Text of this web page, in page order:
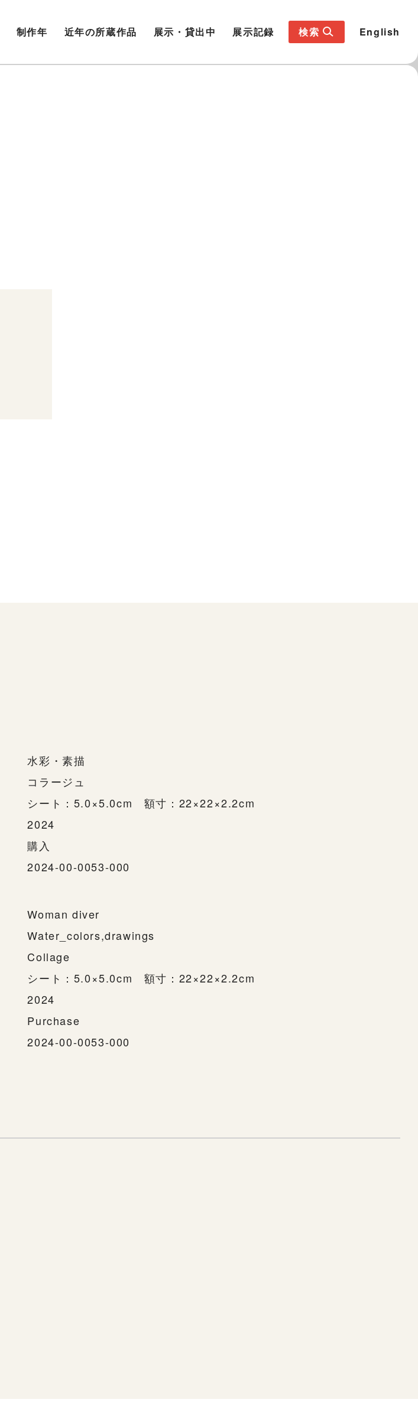
制作年 近年の所蔵作品 展示・貸出中 展示記録 検索 English
水彩・素描
コラージュ
シート：5.0×5.0cm 額寸：22×22×2.2cm
2024
購入
2024-00-0053-000
Woman diver
Water_colors,drawings
Collage
シート：5.0×5.0cm 額寸：22×22×2.2cm
2024
Purchase
2024-00-0053-000